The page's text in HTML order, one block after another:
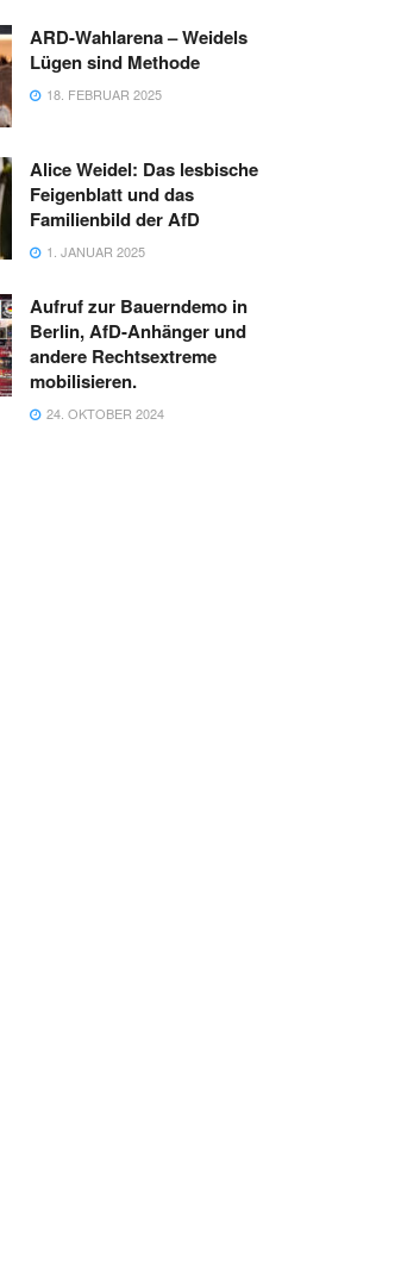
ARD-Wahlarena – Weidels
Lügen sind Methode
18. FEBRUAR 2025
Alice Weidel: Das lesbische
Feigenblatt und das
Familienbild der AfD
1. JANUAR 2025
Aufruf zur Bauerndemo in
Berlin, AfD-Anhänger und
andere Rechtsextreme
mobilisieren.
24. OKTOBER 2024